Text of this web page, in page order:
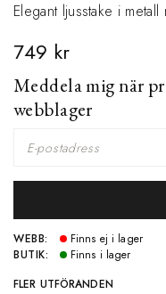
Elegant ljusstake i
749 kr
Meddela mig när
webblager
WEBB:
Finns ej i lager
BUTIK:
Finns i lager
FLER UTFÖRANDEN